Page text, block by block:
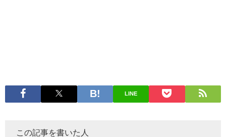
LINE
この記事を書いた人